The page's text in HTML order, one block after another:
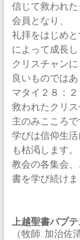
信じて救われ
会員となり、
礼拝をはじめ
によって成長し
クリスチャン
良いものではあ
マタイ２８：
救われたクリス
主のみこころで
学びは信仰生
も枯渇します。
教会の各集会
書を学び続けま
上越聖書バプ
（牧師: 加治佐